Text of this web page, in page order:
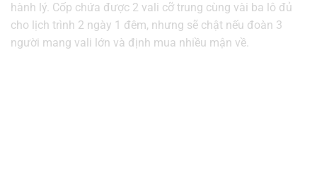
hành lý. Cốp chứa được 2 vali cỡ trung cùng vài ba lô đủ
cho lịch trình 2 ngày 1 đêm, nhưng sẽ chật nếu đoàn 3
người mang vali lớn và định mua nhiều mận về.